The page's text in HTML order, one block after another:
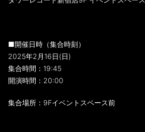
■開催日時（集合時刻）
2025年2月16日(日)
集合時間：19:45
開演時間：20:00
集合場所：9Fイベントスペース前